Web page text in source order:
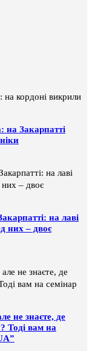
на Закарпатті
на лаві
них – двоє
не знаєте, де
Тоді вам на